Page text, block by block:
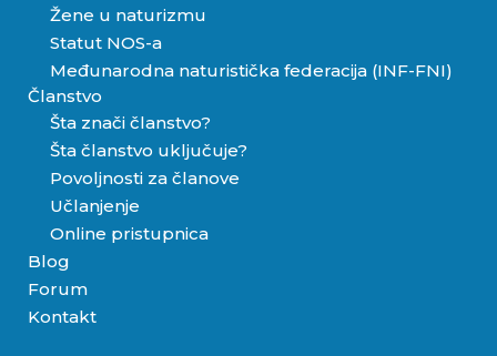
Žene u naturizmu
Statut NOS-a
Međunarodna naturistička federacija (INF-FNI)
Članstvo
Šta znači članstvo?
Šta članstvo uključuje?
Povoljnosti za članove
Učlanjenje
Online pristupnica
Blog
Forum
Kontakt